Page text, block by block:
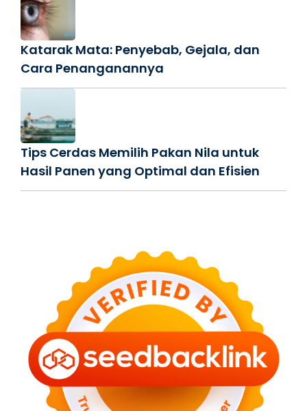
Katarak Mata: Penyebab, Gejala, dan
Cara Penanganannya
Tips Cerdas Memilih Pakan Nila untuk
Hasil Panen yang Optimal dan Efisien